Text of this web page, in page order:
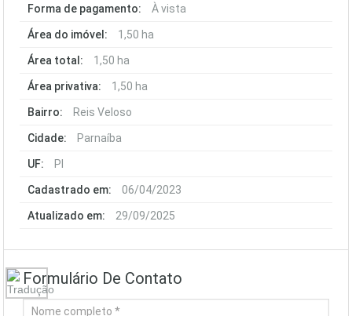
Forma de pagamento: À vista
Área do imóvel: 1,50 ha
Área total: 1,50 ha
Área privativa: 1,50 ha
Bairro: Reis Veloso
Cidade: Parnaíba
UF: PI
Cadastrado em: 06/04/2023
Atualizado em: 29/09/2025
Formulário De Contato